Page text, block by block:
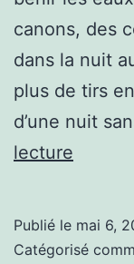
canons, des
dans la nuit
plus de tirs
d’une nuit
lecture
Publié le mai 6,
Catégorisé